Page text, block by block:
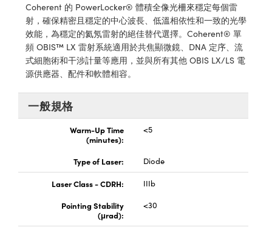
Mechanics | 顯微鏡用結構件
and Couplers | 中繼鏡或耦合鏡
Direct Microscopes | 袖珍顯微鏡
Interface Cameras | 高速接口相
| 模擬相機
| 成像系統
Components
Labs™
Coherent 的 PowerLocker® 體積全像光柵來穩定每個雷
射，確保精密且穩定的中心波長、低溫相依性和一致的光學
效能，為穩定的氦氖雷射的絕佳替代選擇。Coherent® 單
頻 OBIS™ LX 雷射系統適用於共焦顯微鏡、DNA 定序、流
式細胞術和干涉計量等應用，並與所有其他 OBIS LX/LS 電
源供應器、配件和軟體相容。
一般規格
Warm-Up Time
(minutes):
<5
Type of Laser: Diode
Laser Class - CDRH:
IIIb
Pointing Stability
(μrad):
<30